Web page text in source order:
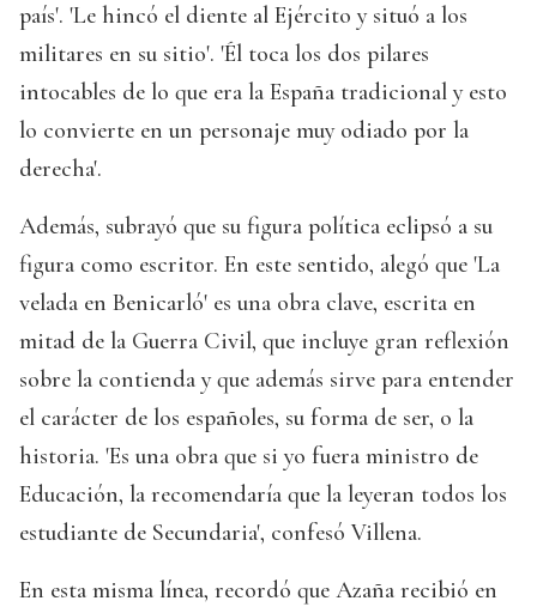
país'. 'Le hincó el diente al Ejército y situó a los
militares en su sitio'. 'Él toca los dos pilares
intocables de lo que era la España tradicional y esto
lo convierte en un personaje muy odiado por la
derecha'.
Además, subrayó que su figura política eclipsó a su
figura como escritor. En este sentido, alegó que 'La
velada en Benicarló' es una obra clave, escrita en
mitad de la Guerra Civil, que incluye gran reflexión
sobre la contienda y que además sirve para entender
el carácter de los españoles, su forma de ser, o la
historia. 'Es una obra que si yo fuera ministro de
Educación, la recomendaría que la leyeran todos los
estudiante de Secundaria', confesó Villena.
En esta misma línea, recordó que Azaña recibió en